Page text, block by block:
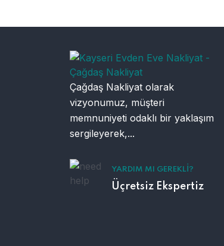
Çağdaş Nakliyat olarak
vizyonumuz, müşteri
memnuniyeti odaklı bir yaklaşım
sergileyerek,...
YARDIM MI GEREKLI?
Üçretsiz Ekspertiz